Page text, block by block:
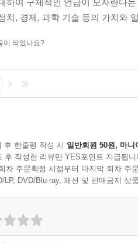
하여 구체적인 언급이 모자란다
치, 경제, 과학 기술 등의 가치와
이 되었나요?
후 한줄평 작성 시 일반회원 50원, 마니
후 작성한 리뷰만 YES포인트 지급됩니
차 주문확정 시점부터 마지막 회차 주
LP, DVD/Blu-ray, 패션 및 판매금지 상